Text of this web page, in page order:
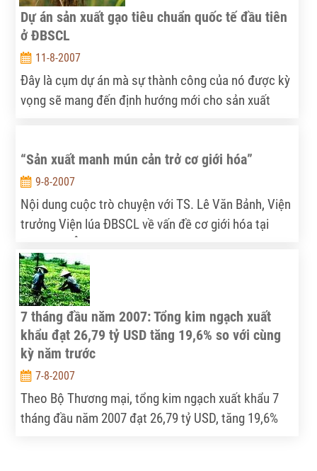
Dự án sản xuất gạo tiêu chuẩn quốc tế đầu tiên
ở ĐBSCL
11-8-2007
Đây là cụm dự án mà sự thành công của nó được kỳ
vọng sẽ mang đến định hướng mới cho sản xuất
“Sản xuất manh mún cản trở cơ giới hóa”
9-8-2007
Nội dung cuộc trò chuyện với TS. Lê Văn Bảnh, Viện
trưởng Viện lúa ĐBSCL về vấn đề cơ giới hóa tại
cơ giới hoá".
7 tháng đầu năm 2007: Tổng kim ngạch xuất
khẩu đạt 26,79 tỷ USD tăng 19,6% so với cùng
kỳ năm trước
7-8-2007
Theo Bộ Thương mại, tổng kim ngạch xuất khẩu 7
tháng đầu năm 2007 đạt 26,79 tỷ USD, tăng 19,6%